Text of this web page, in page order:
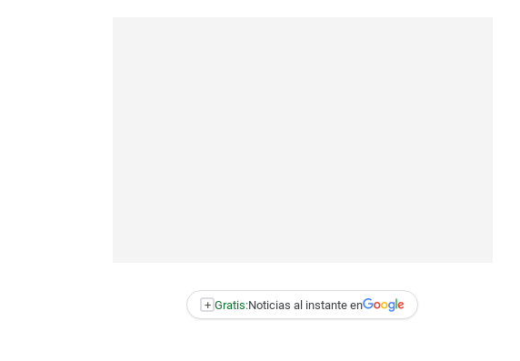
+ Gratis:Noticias al instante en